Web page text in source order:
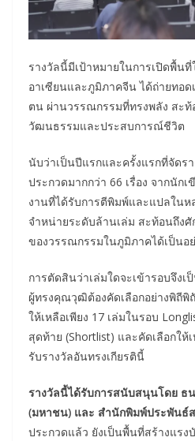
รางวัลนี้มีเป้าหมายในการเปิดพื้น
อาเซียนและภูมิภาคจีน ได้ถ่ายทอด
ตน ผ่านวรรณกรรมที่ทรงพลัง สะ
วัฒนธรรมและประสบการณ์ชีวิต
นับว่าเป็นปีแรกและครั้งแรกที่จัดร
ประกวดมากกว่า 66 เรื่อง จากนัก
งานที่ได้รับการตีพิมพ์และแปลในห
จำหน่ายระดับล้านเล่ม สะท้อนถึง
ของวรรณกรรมในภูมิภาคได้เป็นอ
การตัดสินว่าเล่มใดจะเข้ารอบจึงเ
ผู้ทรงคุณวุฒิต้องคัดเลือกอย่างพิถี
ให้เหลือเพียง 17 เล่มในรอบ
สุดท้าย (Shortlist) และคัดเลือกให้
รับรางวัลอันทรงเกียรตินี้
รางวัลนี้ได้รับการสนับสนุนโดย ธ
(มหาชน) และ สำนักพิมพ์ประพันธ์
ประกวดแล้ว ยังเป็นพื้นที่สร้างแรง